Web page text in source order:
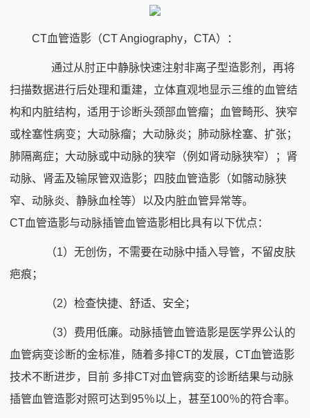
CT血管造影（CT Angiography，CTA）：
通过从肘正中静脉快速注射非离子型造影剂，再将
扫描数据进行后处理和重建，立体直观地显示三维的血管结
构和内脏结构，适用于诊断头颈部血管瘤；血管畸形、狭窄
或栓塞性病变；大动脉瘤；大动脉炎；肺动脉栓塞、扩张；
肺隔离症；大动脉或中动脉的狭窄（例如肾动脉狭窄）；肾
动脉、肾盂及输尿管双造影；四肢血管造影（如髂动脉狭
窄、动脉炎、静脉血栓等）以及内脏血管异常等。
CT血管造影与动脉插管血管造影相比具有以下优点：
（1）无创伤，不需要在动脉中插入导管，不留皮肤
疤痕；
（2）检查快捷、舒适、安全；
（3）费用低廉。动脉插管血管造影是医学界公认的
血管病变诊断的金标准，随着多排CT的发展，CT血管造影
技术不断进步，目前 多排CT对血管病变的诊断结果与动脉
插管血管造影对照可达到95％以上，甚至100％的符合率。